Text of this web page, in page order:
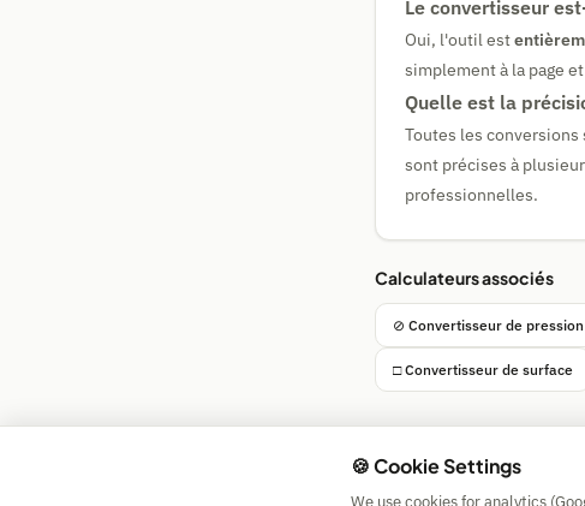
Le convertisseur
Oui, l'outil est
simplement à la page
Quelle est la
Toutes les
sont précises à
professionnelles.
Calculateurs associés
⊘ Convertisseur de pression
□ Convertisseur de surface
🍪 Cookie Settings
We use cookies for analytics